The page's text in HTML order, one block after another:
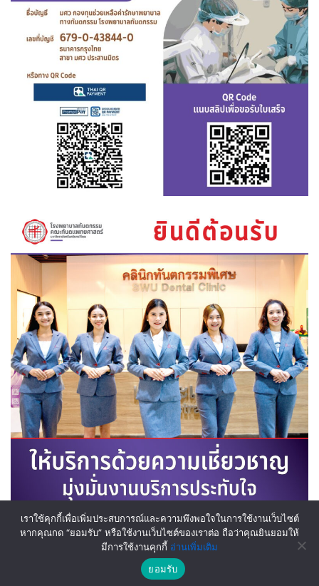
ข้อกำหนดความเป็นส่วนตัว|นโยบายคุ๊กกี้
reserved SWU Dental Hospital. All right
เราใช้คุกกี้เพื่อเพิ่มประสบการณ์และความพึงพอใจในการใช้งานเว็บไซต์
หากคุณกด “ยอมรับ” หรือใช้งานเว็บไซต์ของเราต่อ ถือว่าคุณยินยอมให้
มีการใช้งานคุกกี้ อ่านเพิ่มเติม
ยอมรับ